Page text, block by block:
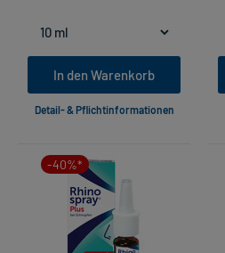
In den Warenkorb
Detail- & Pflichtinformationen
-40%*